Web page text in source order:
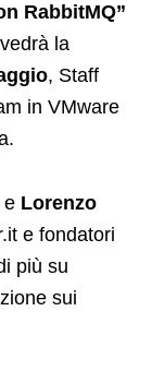
RabbitMQ”
la
, Staff
in VMware
e Lorenzo
e fondatori
più su
sui